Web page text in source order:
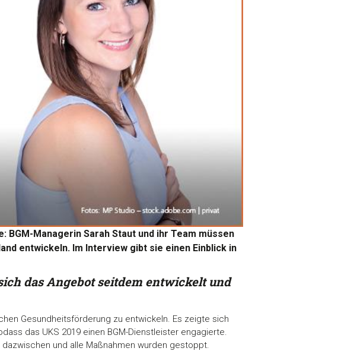
Managerin Sarah Staut und ihr Team müssen
entwickeln. Im Interview gibt sie einen Einblick in
das Angebot seitdem entwickelt und
Gesundheitsförderung zu entwickeln. Es zeigte sich
das UKS 2019 einen BGM-Dienstleister engagierte.
und alle Maßnahmen wurden gestoppt.